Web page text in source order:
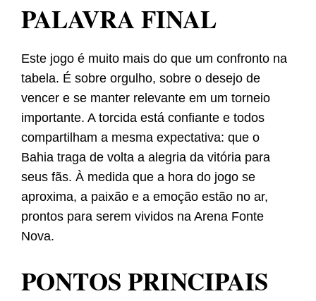
PALAVRA FINAL
Este jogo é muito mais do que um confronto na
tabela. É sobre orgulho, sobre o desejo de
vencer e se manter relevante em um torneio
importante. A torcida está confiante e todos
compartilham a mesma expectativa: que o
Bahia traga de volta a alegria da vitória para
seus fãs. À medida que a hora do jogo se
aproxima, a paixão e a emoção estão no ar,
prontos para serem vividos na Arena Fonte
Nova.
PONTOS PRINCIPAIS